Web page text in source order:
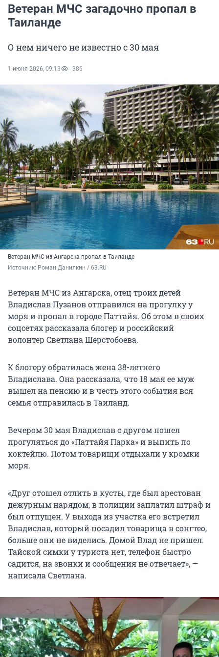
Ветеран МЧС загадочно пропал в
Таиланде
О нем ничего не известно с 30 мая
1 июня 2026, 09:13 386
Ветеран МЧС из Ангарска пропал в Таиланде
Источник: Роман Данилкин / 63.RU
Ветеран МЧС из Ангарска, отец троих детей
Владислав Пузанов отправился на прогулку у
моря и пропал в городе Паттайя. Об этом в своих
соцсетях рассказала блогер и российский
волонтер Светлана Шерстобоева.
К блогеру обратилась жена 38-летнего
Владислава. Она рассказала, что 18 мая ее муж
вышел на пенсию и в честь этого события вся
семья отправилась в Таиланд.
Вечером 30 мая Владислав с другом пошел
прогуляться до «Паттайя Парка» и выпить по
коктейлю. Потом товарищи отдыхали у кромки
моря.
«Друг отошел отлить в кусты, где был арестован
дежурным нарядом, в полиции заплатил штраф и
был отпущен. У выхода из участка его встретил
Владислав, который посадил товарища в сонгтео,
больше они не виделись. Домой Влад не пришел.
Тайской симки у туриста нет, телефон быстро
садится, на звонки и сообщения не отвечает», —
написала Светлана.